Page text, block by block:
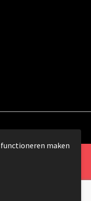
alle rechten
maken